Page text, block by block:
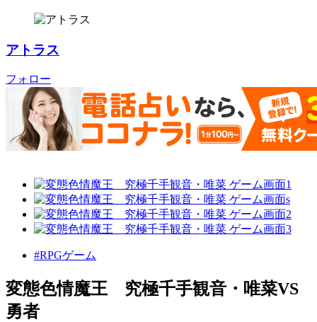
アトラス
フォロー
#RPGゲーム
変態色情魔王 究極千手観音・唯菜VS
勇者